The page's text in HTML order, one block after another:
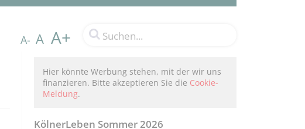
A- A A+
Hier könnte Werbung stehen, mit der wir uns
finanzieren. Bitte akzeptieren Sie die Cookie-
Meldung.
KölnerLeben Sommer 2026